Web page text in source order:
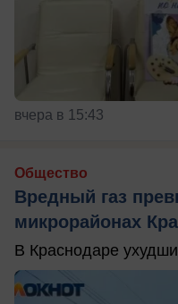
вчера в 15:43
Общество
Вредный газ
микрорайонах
В Краснодаре